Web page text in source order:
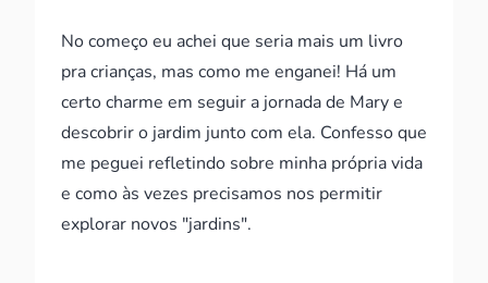
No começo eu achei que seria mais um livro
pra crianças, mas como me enganei! Há um
certo charme em seguir a jornada de Mary e
descobrir o jardim junto com ela. Confesso que
me peguei refletindo sobre minha própria vida
e como às vezes precisamos nos permitir
explorar novos "jardins".